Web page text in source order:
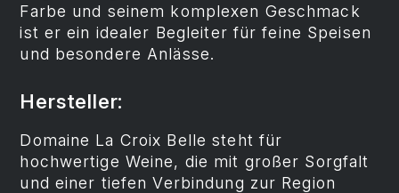
Farbe und seinem komplexen Geschmack
ist er ein idealer Begleiter für feine Speisen
und besondere Anlässe.
Hersteller:
Domaine La Croix Belle steht für
hochwertige Weine, die mit großer Sorgfalt
und einer tiefen Verbindung zur Region